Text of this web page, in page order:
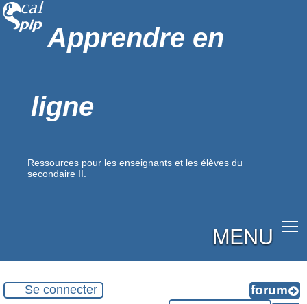
Apprendre en
ligne
Ressources pour les enseignants et les élèves du
secondaire II.
MENU
Se connecter